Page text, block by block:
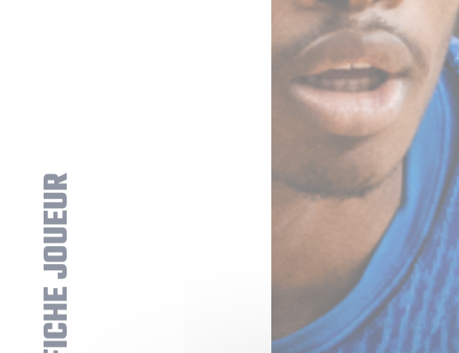
FICHE JOUEUR